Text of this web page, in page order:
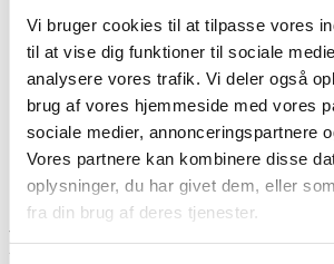
Vi bruger cookies til at tilpasse vores
til at vise dig funktioner til sociale
analysere vores trafik. Vi deler også
brug af vores hjemmeside med vores
sociale medier, annonceringspartnere
Vores partnere kan kombinere disse
oplysninger, du har givet dem, eller
fra din brug af deres tjenester.
SEO
Rentman
Om os
Cases
Karriere
Samarbejdspartnere
Contact
PHP